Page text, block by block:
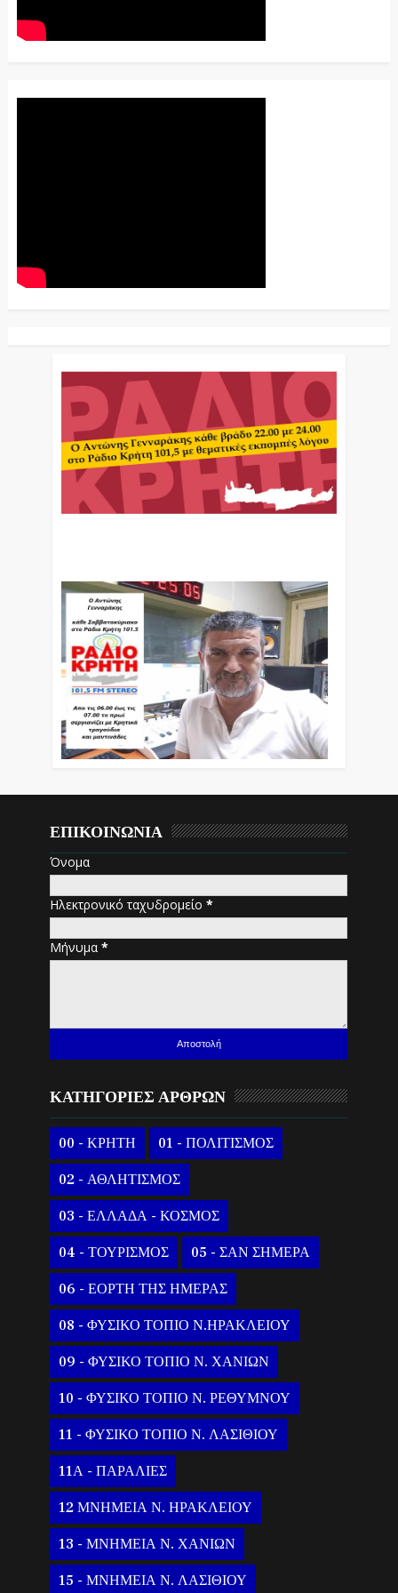
ΕΠΙΚΟΙΝΩΝΙΑ
Όνομα
Ηλεκτρονικό ταχυδρομείο*
Μήνυμα*
ΚΑΤΗΓΟΡΙΕΣ ΑΡΘΡΩΝ
00 - ΚΡΗΤΗ 01 - ΠΟΛΙΤΙΣΜΟΣ
02 - ΑΘΛΗΤΙΣΜΟΣ
03 - ΕΛΛΑΔΑ - ΚΟΣΜΟΣ
04 - ΤΟΥΡΙΣΜΟΣ 05 - ΣΑΝ ΣΗΜΕΡΑ
06 - ΕΟΡΤΗ ΤΗΣ ΗΜΕΡΑΣ
08 - ΦΥΣΙΚΟ ΤΟΠΙΟ Ν.ΗΡΑΚΛΕΙΟΥ
09 - ΦΥΣΙΚΟ ΤΟΠΙΟ Ν. ΧΑΝΙΩΝ
10 - ΦΥΣΙΚΟ ΤΟΠΙΟ Ν. ΡΕΘΥΜΝΟΥ
11 - ΦΥΣΙΚΟ ΤΟΠΙΟ Ν. ΛΑΣΙΘΙΟΥ
11Α - ΠΑΡΑΛΙΕΣ
12 ΜΝΗΜΕΙΑ Ν. ΗΡΑΚΛΕΙΟΥ
13 - ΜΝΗΜΕΙΑ Ν. ΧΑΝΙΩΝ
15 - ΜΝΗΜΕΙΑ Ν. ΛΑΣΙΘΙΟΥ